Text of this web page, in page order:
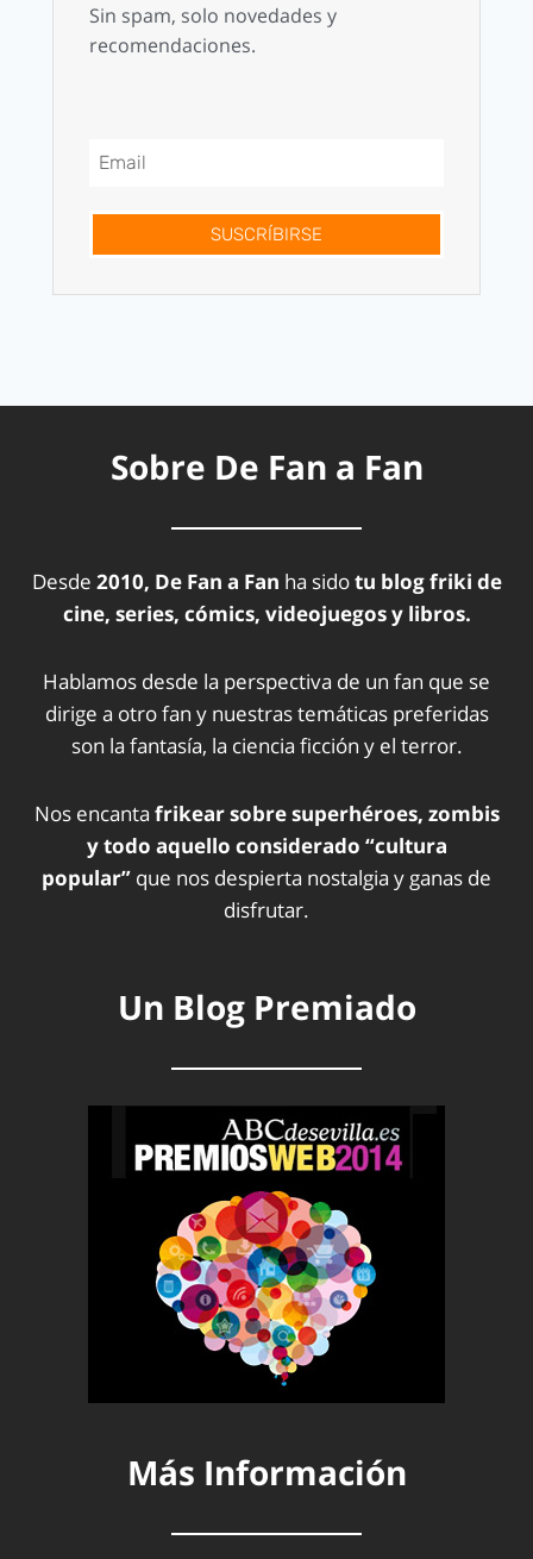
Sin spam, solo novedades y
recomendaciones.
SUSCRÍBIRSE
Sobre De Fan a Fan
Desde 2010, De Fan a Fan ha sidotu blog friki de
cine, series, cómics, videojuegos y libros.
Hablamos desde la perspectiva de un fan que se
dirige a otro fan y nuestras temáticas preferidas
son la fantasía, la ciencia ficción y el terror.
Nos encanta frikear sobre superhéroes, zombis
y todo aquello considerado “cultura
popular” que nos despierta nostalgia y ganas de
disfrutar.
Un Blog Premiado
Más Información